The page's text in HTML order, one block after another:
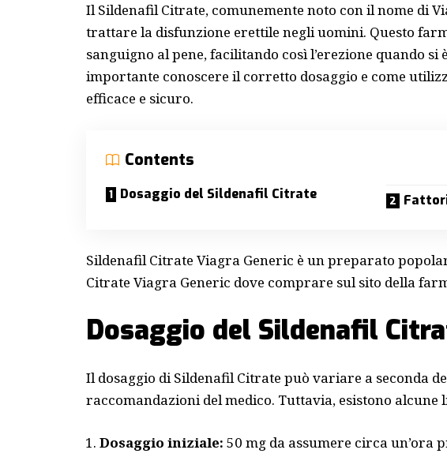
Il Sildenafil Citrate, comunemente noto con il nome di
trattare la disfunzione erettile negli uomini. Questo
sanguigno al pene, facilitando così l’erezione quando si
importante conoscere il corretto dosaggio e come
efficace e sicuro.
Contents
Dosaggio del Sildenafil Citrate
Sildenafil Citrate Viagra Generic è un preparato
Citrate Viagra Generic dove comprare sul sito della
Dosaggio del Sildenafil
Il dosaggio di Sildenafil Citrate può variare a seconda
raccomandazioni del medico. Tuttavia, esistono alcune
Dosaggio iniziale: 50 mg da assumere circa un’ora